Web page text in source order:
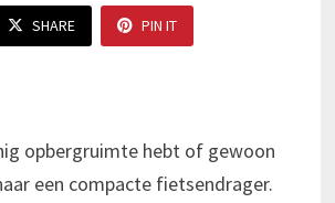
SHARE PIN IT
opbergruimte hebt of gewoon
een compacte fietsendrager.